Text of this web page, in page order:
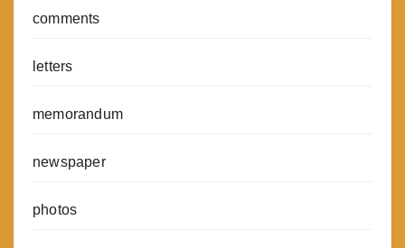
comments
letters
memorandum
newspaper
photos